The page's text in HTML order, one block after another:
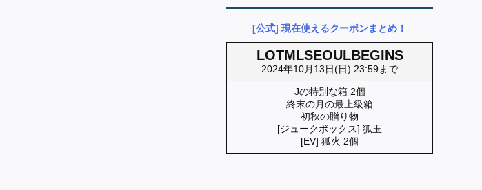
[公式] 現在使えるクーポンまとめ！
LOTMLSEOULBEGINS
2024年10月13日(日) 23:59まで
Jの特別な箱 2個
終末の月の最上級箱
初秋の贈り物
[ジュークボックス] 狐玉
[EV] 狐火 2個